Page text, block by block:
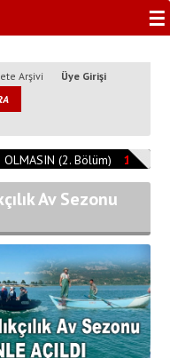
☰
Arşivi Üye Girişi
(2. Bölüm) 11:08:14
Av Sezonu